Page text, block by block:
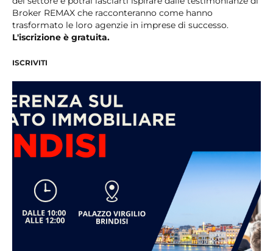
Broker REMAX che racconteranno come hanno
trasformato le loro agenzie in imprese di successo.
L'iscrizione è gratuita.
ISCRIVITI